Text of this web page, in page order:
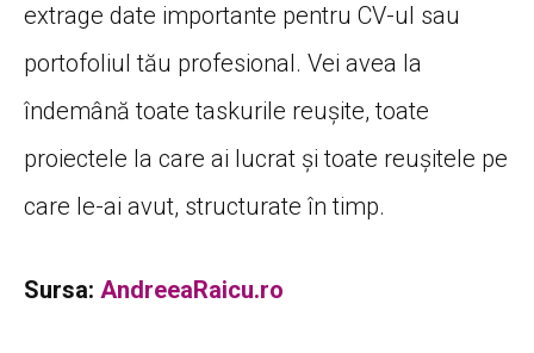
extrage date importante pentru CV-ul sau
portofoliultău profesional. Vei avea la
îndemână toate taskurile reușite, toate
proiectele la care ai lucrat și toate reușitele pe
care le-ai avut, structurate în timp.
Sursa: AndreeaRaicu.ro